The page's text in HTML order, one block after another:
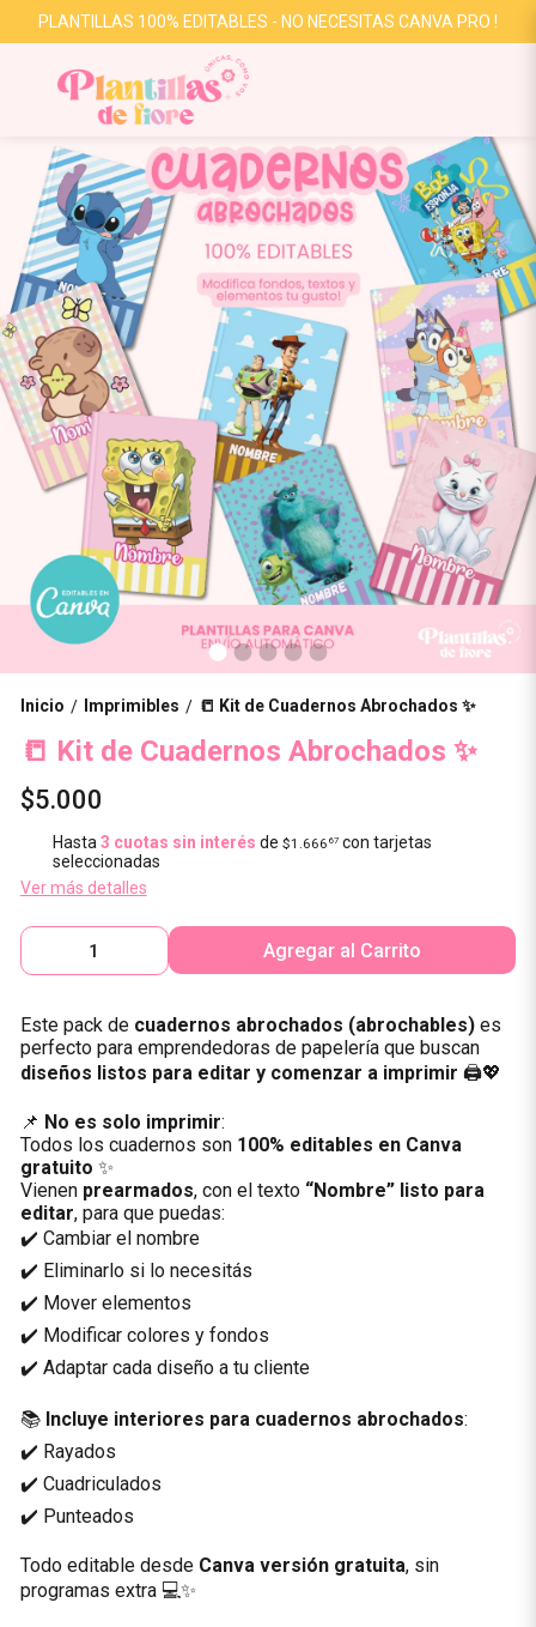
PLANTILLAS 100% EDITABLES - NO NECESITAS CANVA PRO !
Inicio / Imprimibles / 📒 Kit de Cuadernos Abrochados ✨
📒 Kit de Cuadernos Abrochados ✨
$5.000
Hasta3 cuotas sin interés de$1.666 67 con tarjetas
seleccionadas
Ver más detalles
Agregar al Carrito
Este pack de cuadernos abrochados (abrochables)es
perfecto para emprendedoras de papelería que buscan
diseños listos para editar y comenzar a imprimir 🖨️💖
📌 No es solo imprimir:
Todos los cuadernos son 100% editables en Canva
gratuito ✨
Vienen prearmados, con el texto “Nombre” listo para
editar, para que puedas:
✔️ Cambiar el nombre
✔️ Eliminarlo si lo necesitás
✔️ Mover elementos
✔️ Modificar colores y fondos
✔️ Adaptar cada diseño a tu cliente
📚 Incluye interiores para cuadernos abrochados:
✔️ Rayados
✔️ Cuadriculados
✔️ Punteados
Todo editable desde Canva versión gratuita, sin
programas extra 💻✨